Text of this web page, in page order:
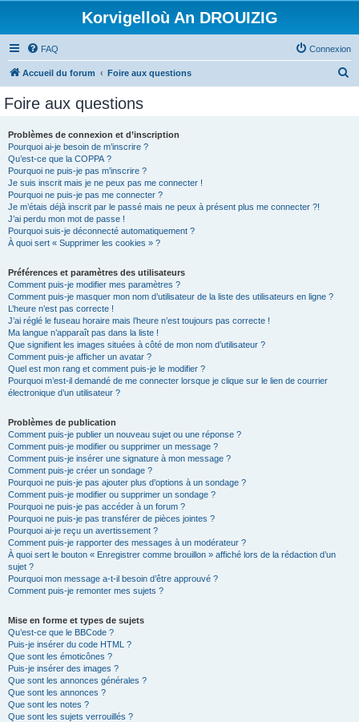
Korvigelloù An DROUIZIG
FAQ Connexion
Accueil du forum Foire aux questions
Foire aux questions
Problèmes de connexion et d’inscription
Pourquoi ai-je besoin de m’inscrire ?
Qu’est-ce que la COPPA ?
Pourquoi ne puis-je pas m’inscrire ?
Je suis inscrit mais je ne peux pas me connecter !
Pourquoi ne puis-je pas me connecter ?
Je m’étais déjà inscrit par le passé mais ne peux à présent plus me connecter ?!
J’ai perdu mon mot de passe !
Pourquoi suis-je déconnecté automatiquement ?
À quoi sert « Supprimer les cookies » ?
Préférences et paramètres des utilisateurs
Comment puis-je modifier mes paramètres ?
Comment puis-je masquer mon nom d’utilisateur de la liste des utilisateurs en ligne ?
L’heure n’est pas correcte !
J’ai réglé le fuseau horaire mais l’heure n’est toujours pas correcte !
Ma langue n’apparaît pas dans la liste !
Que signifient les images situées à côté de mon nom d’utilisateur ?
Comment puis-je afficher un avatar ?
Quel est mon rang et comment puis-je le modifier ?
Pourquoi m’est-il demandé de me connecter lorsque je clique sur le lien de courrier
électronique d’un utilisateur ?
Problèmes de publication
Comment puis-je publier un nouveau sujet ou une réponse ?
Comment puis-je modifier ou supprimer un message ?
Comment puis-je insérer une signature à mon message ?
Comment puis-je créer un sondage ?
Pourquoi ne puis-je pas ajouter plus d’options à un sondage ?
Comment puis-je modifier ou supprimer un sondage ?
Pourquoi ne puis-je pas accéder à un forum ?
Pourquoi ne puis-je pas transférer de pièces jointes ?
Pourquoi ai-je reçu un avertissement ?
Comment puis-je rapporter des messages à un modérateur ?
À quoi sert le bouton « Enregistrer comme brouillon » affiché lors de la rédaction d’un
sujet ?
Pourquoi mon message a-t-il besoin d’être approuvé ?
Comment puis-je remonter mes sujets ?
Mise en forme et types de sujets
Qu’est-ce que le BBCode ?
Puis-je insérer du code HTML ?
Que sont les émoticônes ?
Puis-je insérer des images ?
Que sont les annonces générales ?
Que sont les annonces ?
Que sont les notes ?
Que sont les sujets verrouillés ?